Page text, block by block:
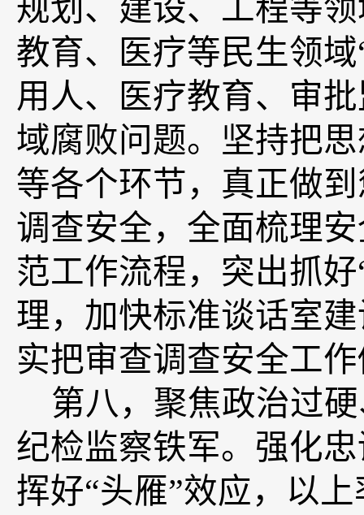
规划、建设、工程等
教育、医疗等民生领
用人、医疗教育、审
域腐败问题。坚持把
等各个环节，真正做
调查安全，全面梳理
范工作流程，突出抓
理，加快标准谈话室
实把审查调查安全工
第八， 聚焦政治过
纪检监察铁军。 强化
挥好“头雁”效应，以